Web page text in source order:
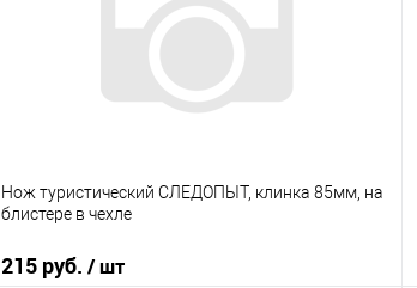
Нож туристический СЛЕДОПЫТ, клинка 85мм, на
блистере в чехле
215 руб. / шт